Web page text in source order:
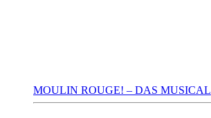
MOULIN ROUGE! – DAS MUSICAL